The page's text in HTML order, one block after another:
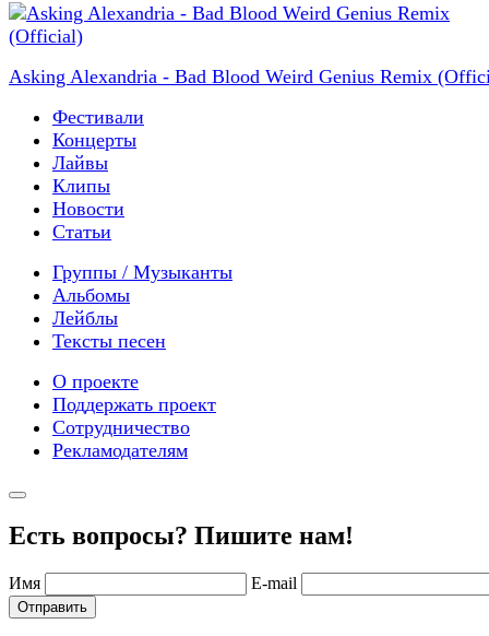
Asking Alexandria - Bad Blood Weird Genius Remix
Фестивали
Концерты
Лайвы
Клипы
Новости
Статьи
Группы / Музыканты
Альбомы
Лейблы
Тексты песен
О проекте
Поддержать проект
Сотрудничество
Рекламодателям
Есть вопросы? Пишите нам!
Имя E-mail